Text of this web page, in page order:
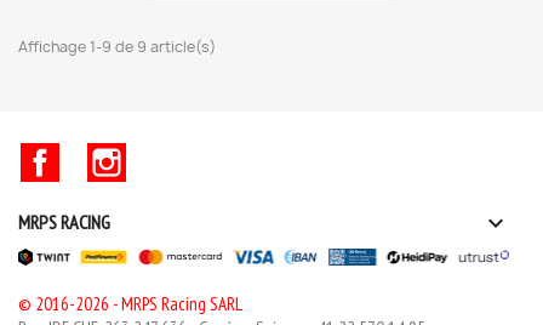
Affichage 1-9 de 9 article(s)
Facebook
MRPS RACING 
© 2016-2026 - MRPS Racing SARL